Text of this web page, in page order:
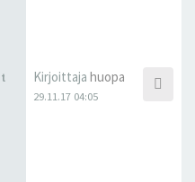
Kirjoittaja huopa
29.11.17 04:05